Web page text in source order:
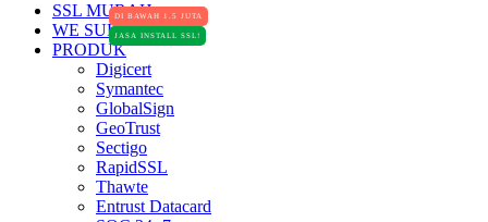
DI BAWAH 1.5 JUTA
SSL MURAH
JASA INSTALL SSL!
WE SUPPORT
PRODUK
Digicert
Symantec
GlobalSign
GeoTrust
Sectigo
RapidSSL
Thawte
Entrust Datacard